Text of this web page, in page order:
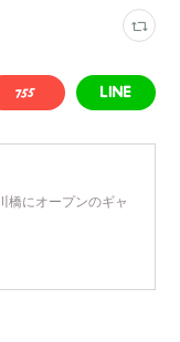
橋にオープンのギャ